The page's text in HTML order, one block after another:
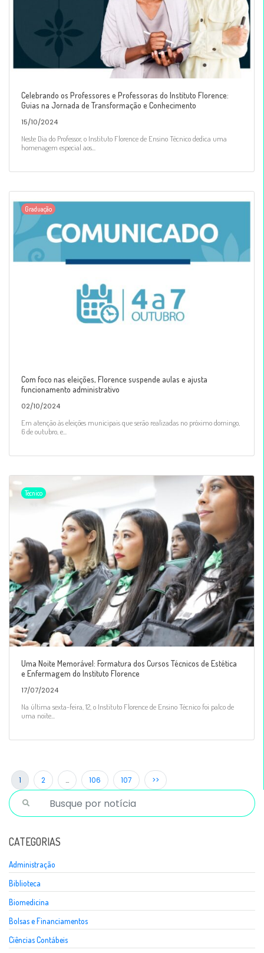
Celebrando os Professores e Professoras do Instituto Florence:
Guias na Jornada de Transformação e Conhecimento
15/10/2024
Neste Dia do Professor, o Instituto Florence de Ensino Técnico dedica uma
homenagem especial aos...
Graduação
Com foco nas eleições, Florence suspende aulas e ajusta
funcionamento administrativo
02/10/2024
Em atenção às eleições municipais que serão realizadas no próximo domingo,
6 de outubro, e...
Técnico
Uma Noite Memorável: Formatura dos Cursos Técnicos de Estética
e Enfermagem do Instituto Florence
17/07/2024
Na última sexta-feira, 12, o Instituto Florence de Ensino Técnico foi palco de
uma noite...
1 2 … 106 107 >>
CATEGORIAS
Administração
Biblioteca
Biomedicina
Bolsas e Financiamentos
Ciências Contábeis